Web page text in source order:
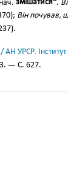
зміша́тися .
Він почував,
АН УРСР.
— С. 627.